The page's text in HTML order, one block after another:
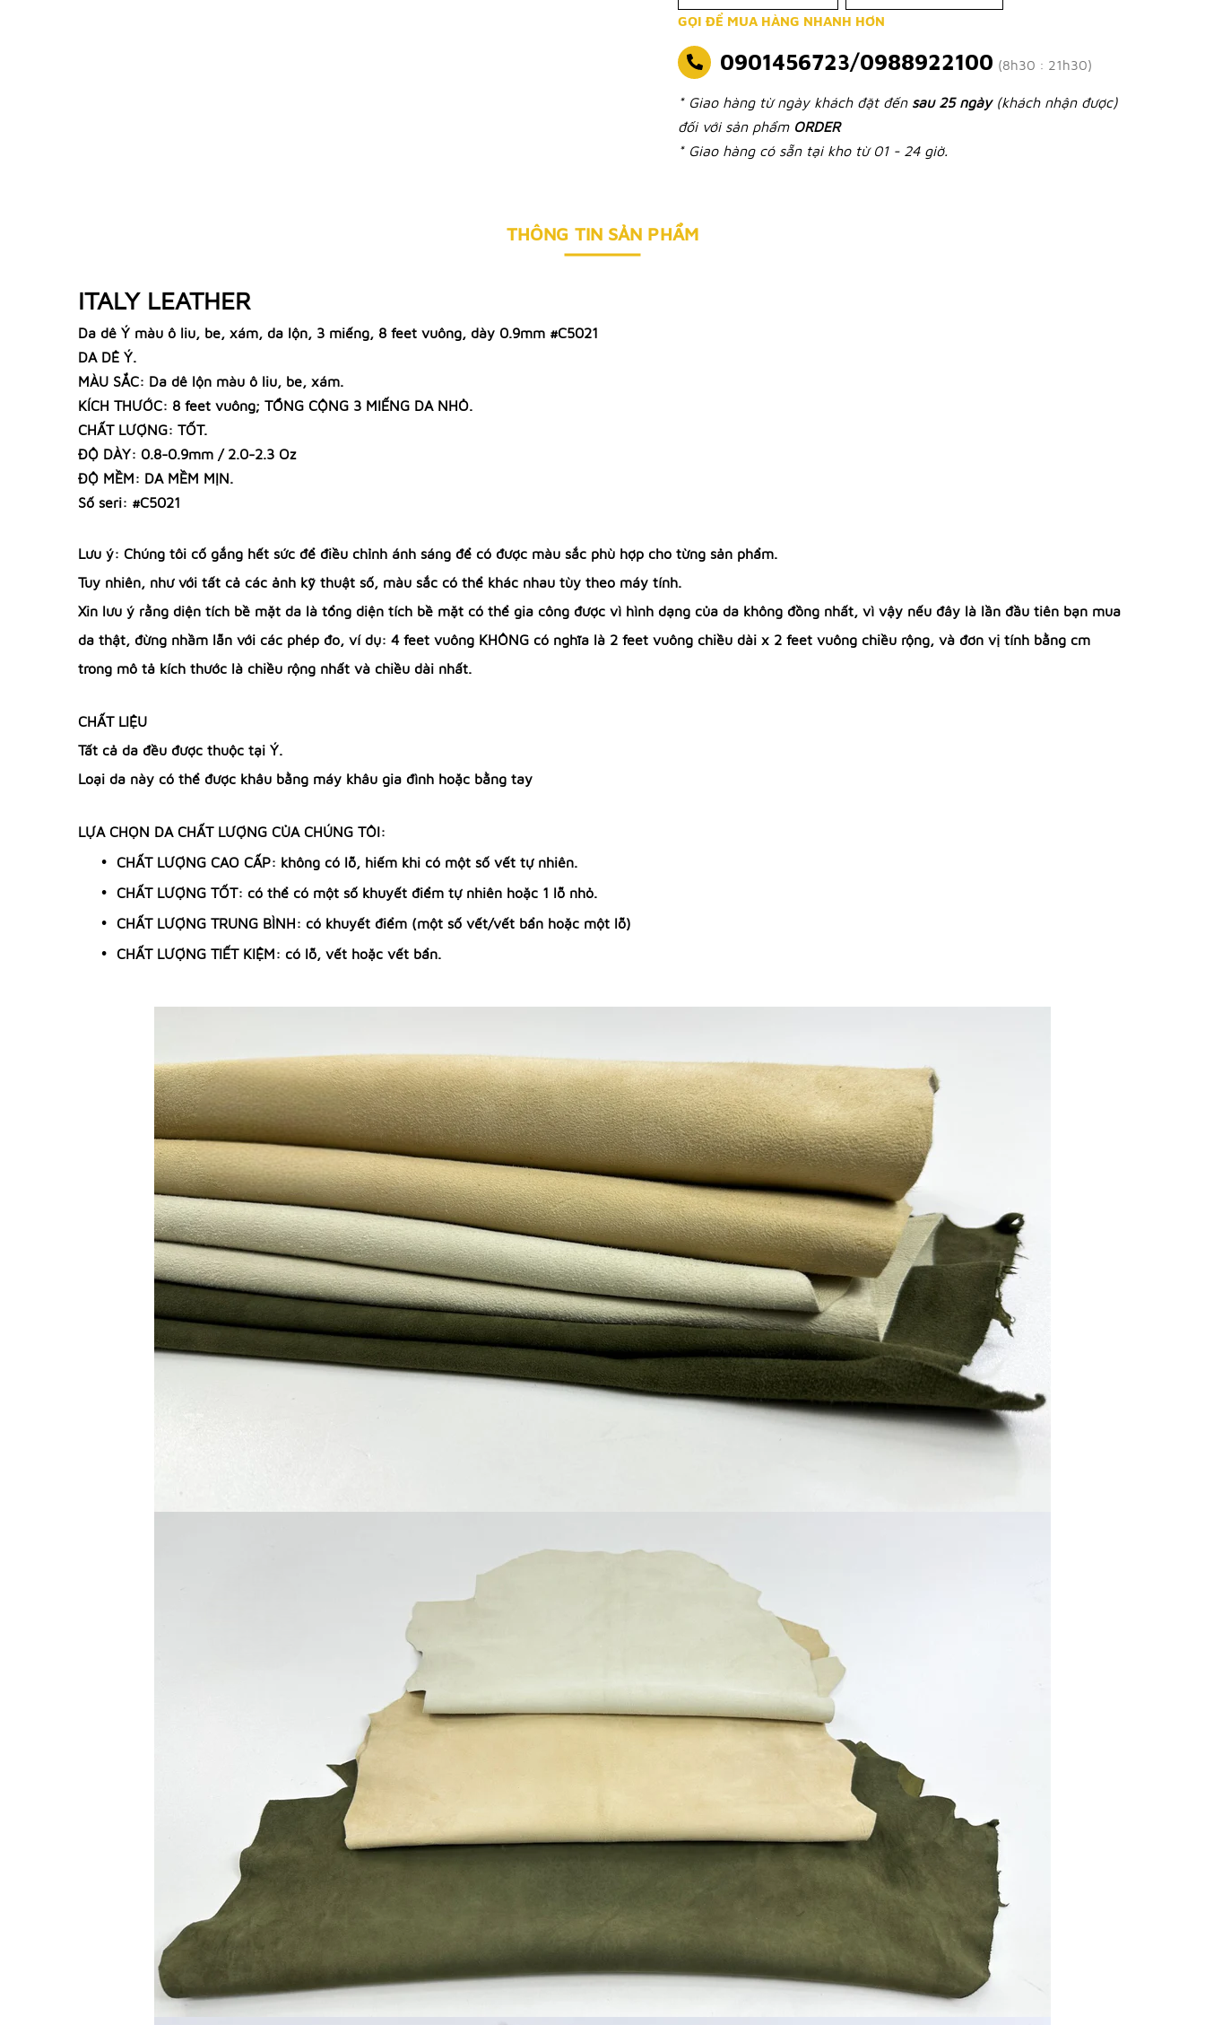
GỌI ĐỂ MUA HÀNG NHANH HƠN
0901456723/0988922100 (8h30 : 21h30)
* Giao hàng từ ngày khách đặt đến sau 25 ngày (khách nhận được)
đối với sản phẩm ORDER
* Giao hàng có sẵn tại kho từ 01 - 24 giờ.
THÔNG TIN SẢN PHẨM
ITALY LEATHER
Da dê Ý màu ô liu, be, xám, da lộn, 3 miếng, 8 feet vuông, dày 0.9mm #C5021
DA DÊ Ý.
MÀU SẮC: Da dê lộn màu ô liu, be, xám.
KÍCH THƯỚC: 8 feet vuông; TỔNG CỘNG 3 MIẾNG DA NHỎ.
CHẤT LƯỢNG: TỐT.
ĐỘ DÀY: 0.8-0.9mm / 2.0-2.3 Oz
ĐỘ MỀM: DA MỀM MỊN.
Số seri: #C5021
Lưu ý: Chúng tôi cố gắng hết sức để điều chỉnh ánh sáng để có được màu sắc phù hợp cho từng sản phẩm.
Tuy nhiên, như với tất cả các ảnh kỹ thuật số, màu sắc có thể khác nhau tùy theo máy tính.
Xin lưu ý rằng diện tích bề mặt da là tổng diện tích bề mặt có thể gia công được vì hình dạng của da không đồng nhất, vì vậy nếu đây là lần đầu tiên bạn mua
da thật, đừng nhầm lẫn với các phép đo, ví dụ: 4 feet vuông KHÔNG có nghĩa là 2 feet vuông chiều dài x 2 feet vuông chiều rộng, và đơn vị tính bằng cm
trong mô tả kích thước là chiều rộng nhất và chiều dài nhất.
CHẤT LIỆU
Tất cả da đều được thuộc tại Ý.
Loại da này có thể được khâu bằng máy khâu gia đình hoặc bằng tay
LỰA CHỌN DA CHẤT LƯỢNG CỦA CHÚNG TÔI:
CHẤT LƯỢNG CAO CẤP: không có lỗ, hiếm khi có một số vết tự nhiên.
CHẤT LƯỢNG TỐT: có thể có một số khuyết điểm tự nhiên hoặc 1 lỗ nhỏ.
CHẤT LƯỢNG TRUNG BÌNH: có khuyết điểm (một số vết/vết bẩn hoặc một lỗ)
CHẤT LƯỢNG TIẾT KIỆM: có lỗ, vết hoặc vết bẩn.